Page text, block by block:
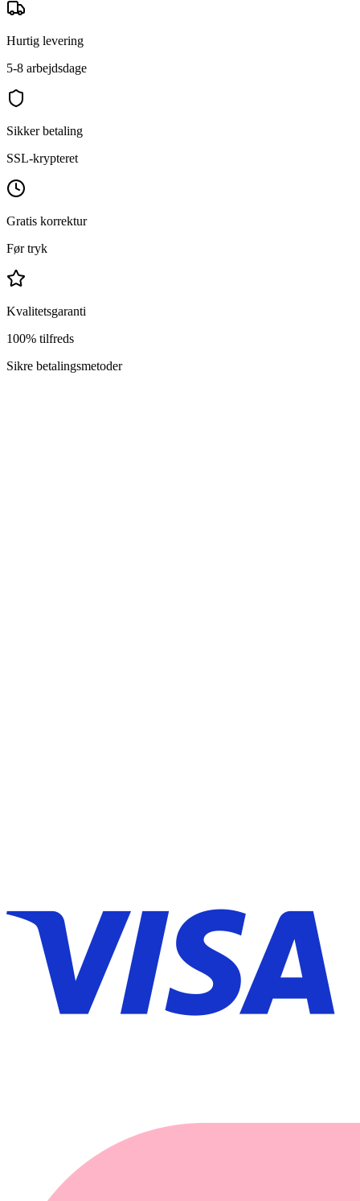
Hurtig levering
5-8 arbejdsdage
Sikker betaling
SSL-krypteret
Gratis korrektur
Før tryk
Kvalitetsgaranti
100% tilfreds
Sikre betalingsmetoder